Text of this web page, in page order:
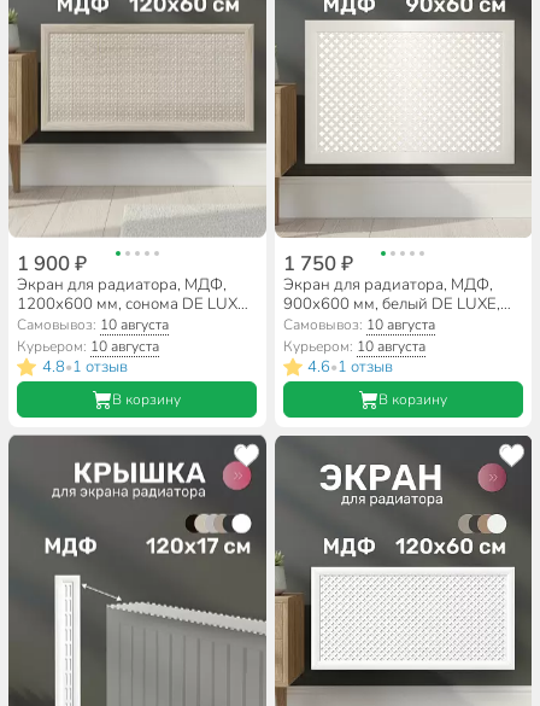
1 900 ₽
Экран для радиатора, МДФ,
1200х600 мм, сонома DE LUXE,
Дамаско, Стильный Дом
Самовывоз: 10 августа
Курьером: 10 августа
4.8•1 отзыв
В корзину
1 750 ₽
Экран для радиатора, МДФ,
900х600 мм, белый DE LUXE,
Готико, Стильный Дом
Самовывоз: 10 августа
Курьером: 10 августа
4.6•1 отзыв
В корзину